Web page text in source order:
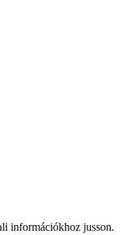
információkhoz jusson.